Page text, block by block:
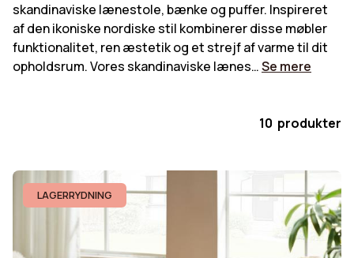
skandinaviske lænestole, bænke og puffer. Inspireret
af den ikoniske nordiske stil kombinerer disse møbler
funktionalitet, ren æstetik og et strejf af varme til dit
opholdsrum. Vores skandinaviske lænes…Se mere
10 produkter
LAGERRYDNING